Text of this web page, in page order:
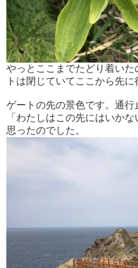
やっとここまでたどり着い
トは閉じていてここから先
ゲートの先の景色です。通
「わたしはこの先にはいか
思ったのでした。